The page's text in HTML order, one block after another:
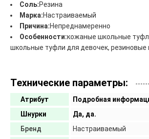
Соль:Резина
Марка:Настраиваемый
Причина:Непреднамеренно
Особенности:кожаные школьные
школьные туфли для девочек,
Технические параметры:
Атрибут
Подробная
Шнурки
Да, да.
Бренд
Настраиваемый